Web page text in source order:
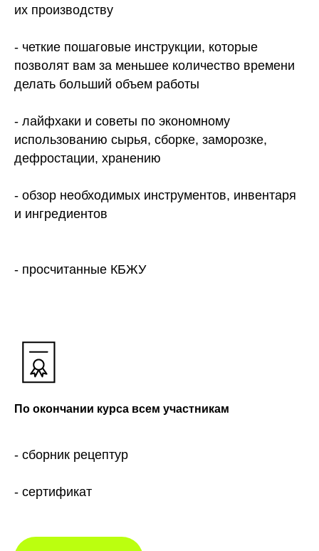
их производству
- четкие пошаговые инструкции, которые
позволят вам за меньшее количество времени
делать больший объем работы
- лайфхаки и советы по экономному
использованию сырья, сборке, заморозке,
дефростации, хранению
- обзор необходимых инструментов, инвентаря
и ингредиентов
- просчитанные КБЖУ
По окончании курса всем участникам
- сборник рецептур
- сертификат